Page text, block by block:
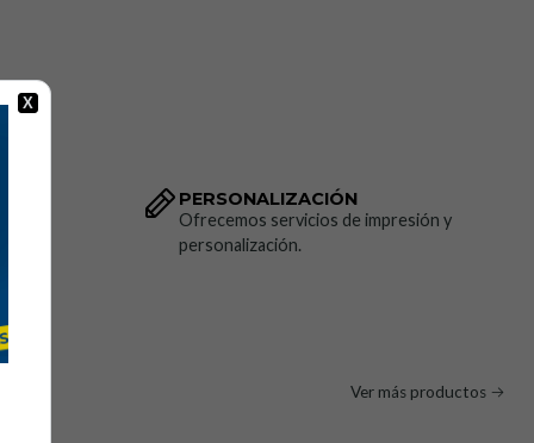
PERSONALIZACIÓN
Ofrecemos servicios de impresión y
personalización.
Ver más productos
X